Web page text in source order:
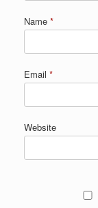
Name *
Email *
Website